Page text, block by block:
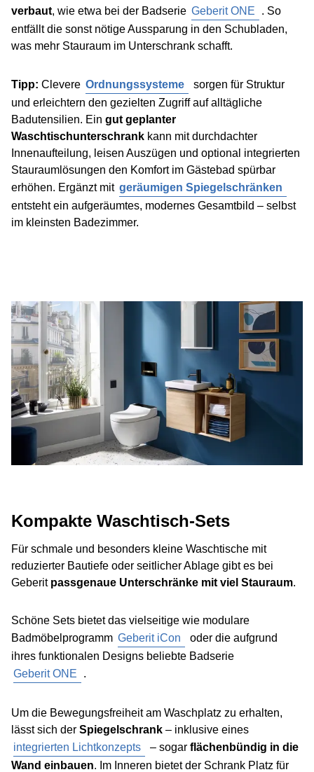
verbaut, wie etwa bei der Badserie Geberit ONE
. So
entfällt die sonst nötige Aussparung in den Schubladen,
was mehr Stauraum im Unterschrank schafft.
Tipp: Clevere Ordnungssysteme
sorgen für Struktur
und erleichtern den gezielten Zugriff auf alltägliche
Badutensilien. Ein gut geplanter
Waschtischunterschrank kann mit durchdachter
Innenaufteilung, leisen Auszügen und optional integrierten
Stauraumlösungen den Komfort im Gästebad spürbar
erhöhen. Ergänzt mit geräumigen Spiegelschränken
entsteht ein aufgeräumtes, modernes Gesamtbild – selbst
im kleinsten Badezimmer.
Kompakte Waschtisch-Sets
Für schmale und besonders kleine Waschtische mit
reduzierter Bautiefe oder seitlicher Ablage gibt es bei
Geberit passgenaue Unterschränke mit viel Stauraum.
Schöne Sets bietet das vielseitige wie modulare
Badmöbelprogramm Geberit iCon
oder die aufgrund
ihres funktionalen Designs beliebte Badserie
Geberit ONE
.
Um die Bewegungsfreiheit am Waschplatz zu erhalten,
lässt sich der Spiegelschrank – inklusive eines
integrierten Lichtkonzepts
– sogar flächenbündig in die
Wand einbauen. Im Inneren bietet der Schrank Platz für